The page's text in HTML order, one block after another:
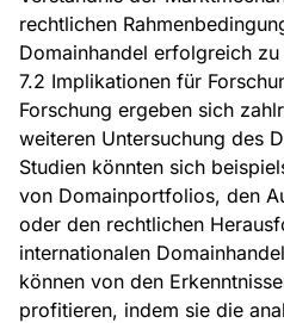
rechtlichen
Domainhandel erfolgreich zu
7.2 Implikationen für
Forschung ergeben sich
weiteren Untersuchung des
Studien könnten sich
von Domainportfolios, den
oder den rechtlichen
internationalen
können von den
profitieren, indem sie die